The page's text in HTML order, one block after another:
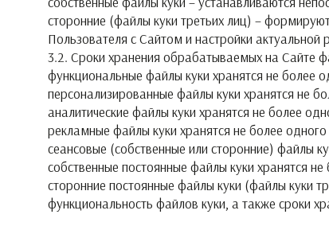
сторонние (файлы куки третьих лиц) –
Пользователя с Сайтом и настройки
3.2. Сроки хранения обрабатываемых на Сайте
функциональные файлы куки хранятся не более
персонализированные файлы куки хранятся не
аналитические файлы куки хранятся не более
рекламные файлы куки хранятся не более
сеансовые (собственные или сторонние) файлы
собственные постоянные файлы куки хранятся
сторонние постоянные файлы куки (файлы куки
функциональность файлов куки, а также сроки